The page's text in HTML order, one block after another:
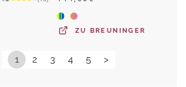
ZU BREUNINGER
1 2 3 4 5 >